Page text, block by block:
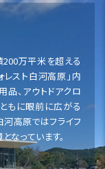
万平米を超える
スト白河高原」内
品、アウトドアクロ
もに眼前に広がる
高原ではフライフ
なっています。